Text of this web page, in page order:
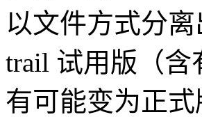
以文件方式分离
trail 试用版（含
有可能变为正式